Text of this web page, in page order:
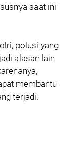
saat ini
polusi yang
alasan lain
membantu
terjadi.